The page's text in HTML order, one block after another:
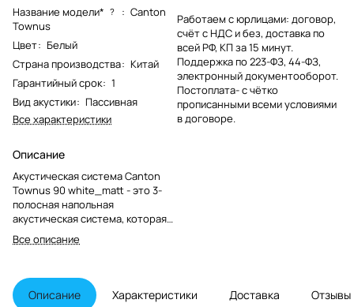
Название модели* ? : Canton
Townus
Цвет: Белый
Страна производства: Китай
Гарантийный срок: 1
Вид акустики: Пассивная
Все характеристики
Описание
Акустическая система Canton
Townus 90 white_matt - это 3-
полосная напольная
акустическая система, которая
обеспечивает
высококачественное звучание
титана в качестве материала
диффузора для НЧ и СЧ
динамиков.
Все описание
Работаем с юрлицами: договор,
счёт с НДС и без, доставка по
всей РФ, КП за 15 минут.
Поддержка по 223-ФЗ, 44-ФЗ,
электронный документооборот.
Постоплата- с чётко
прописанными всеми условиями
в договоре.
Описание Характеристики Доставка Отзывы